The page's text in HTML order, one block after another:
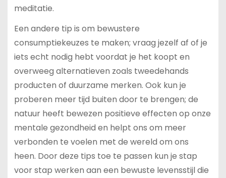
meditatie.
Een andere tip is om bewustere
consumptiekeuzes te maken; vraag jezelf af of je
iets echt nodig hebt voordat je het koopt en
overweeg alternatieven zoals tweedehands
producten of duurzame merken. Ook kun je
proberen meer tijd buiten door te brengen; de
natuur heeft bewezen positieve effecten op onze
mentale gezondheid en helpt ons om meer
verbonden te voelen met de wereld om ons
heen. Door deze tips toe te passen kun je stap
voor stap werken aan een bewuste levensstijl die